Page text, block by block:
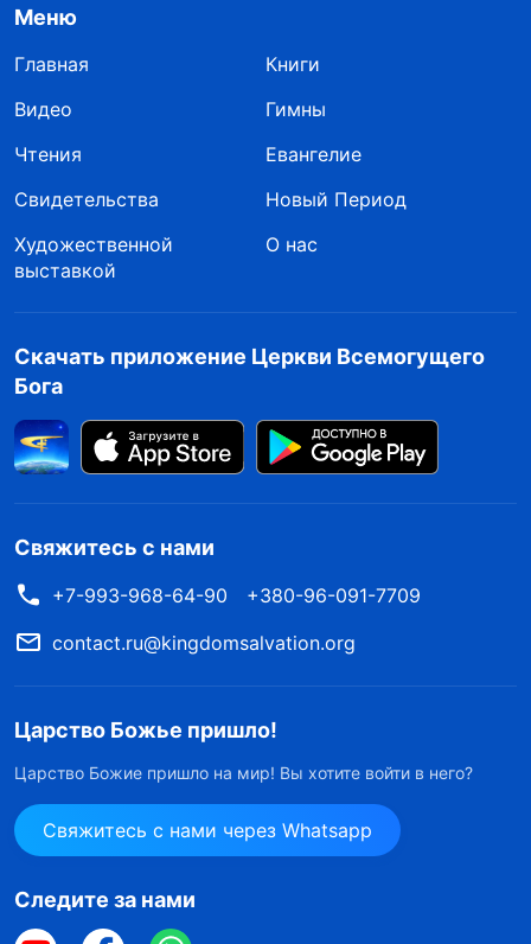
Меню
Главная
Книги
Видео
Гимны
Чтения
Евангелие
Свидетельства
Новый Период
Художественной
выставкой
О нас
Скачать приложение Церкви Всемогущего
Бога
Свяжитесь с нами
+7-993-968-64-90
+380-96-091-7709
contact.ru@kingdomsalvation.org
Царство Божье пришло!
Царство Божие пришло на мир! Вы хотите войти в него?
Свяжитесь с нами через Whatsapp
Следите за нами